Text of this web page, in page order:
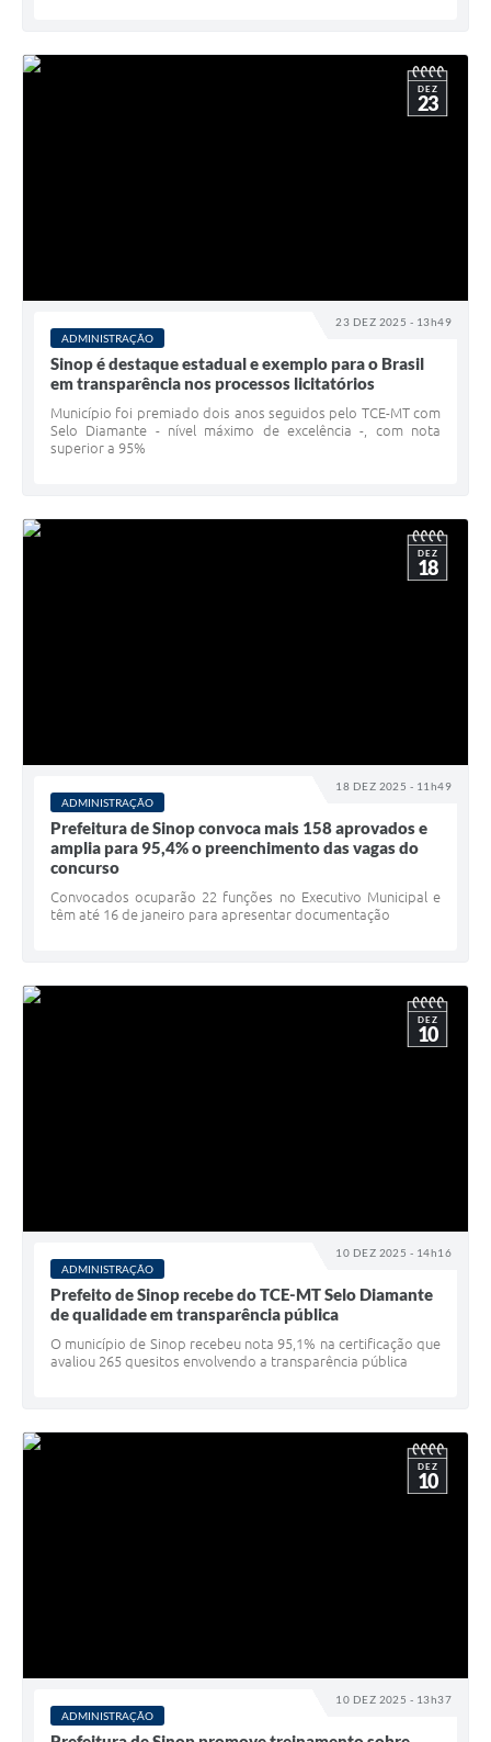
23 DEZ 2025 - 13h49
DEZ
23
ADMINISTRAÇÃO
Sinop é destaque estadual e exemplo para o Brasil
em transparência nos processos licitatórios
Município foi premiado dois anos seguidos pelo TCE-MT com
Selo Diamante - nível máximo de excelência -, com nota
superior a 95%
18 DEZ 2025 - 11h49
DEZ
18
ADMINISTRAÇÃO
Prefeitura de Sinop convoca mais 158 aprovados e
amplia para 95,4% o preenchimento das vagas do
concurso
Convocados ocuparão 22 funções no Executivo Municipal e
têm até 16 de janeiro para apresentar documentação
10 DEZ 2025 - 14h16
DEZ
10
ADMINISTRAÇÃO
Prefeito de Sinop recebe do TCE-MT Selo Diamante
de qualidade em transparência pública
O município de Sinop recebeu nota 95,1% na certificação que
avaliou 265 quesitos envolvendo a transparência pública
10 DEZ 2025 - 13h37
DEZ
10
ADMINISTRAÇÃO